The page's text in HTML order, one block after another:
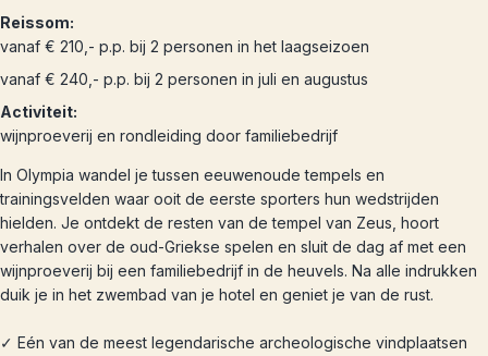
Reissom:
vanaf € 210,- p.p. bij 2 personen in het laagseizoen
vanaf € 240,- p.p. bij 2 personen in juli en augustus
Activiteit:
wijnproeverij en rondleiding door familiebedrijf
In Olympia wandel je tussen eeuwenoude tempels en
trainingsvelden waar ooit de eerste sporters hun wedstrijden
hielden. Je ontdekt de resten van de tempel van Zeus, hoort
verhalen over de oud-Griekse spelen en sluit de dag af met een
wijnproeverij bij een familiebedrijf in de heuvels. Na alle indrukken
duik je in het zwembad van je hotel en geniet je van de rust.
✓ Eén van de meest legendarische archeologische vindplaatsen